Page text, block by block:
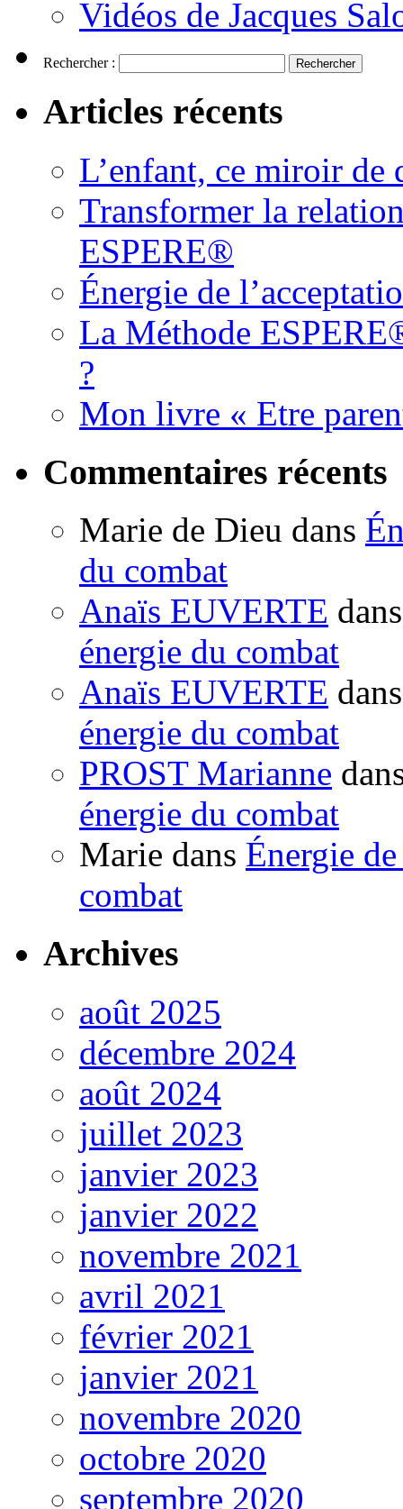
Vidéos de Jacques
Rechercher :
Articles récents
L’enfant, ce miroir de
Transformer la
ESPERE®
Énergie de
La Méthode
?
Mon livre « Etre
Commentaires récents
Marie de Dieu dans
du combat
Anaïs EUVERTE
énergie du combat
Anaïs EUVERTE
énergie du combat
PROST Marianne
énergie du combat
Marie dans Énergie
combat
Archives
août 2025
décembre 2024
août 2024
juillet 2023
janvier 2023
janvier 2022
novembre 2021
avril 2021
février 2021
janvier 2021
novembre 2020
octobre 2020
septembre 2020